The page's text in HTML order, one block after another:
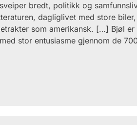
bredt, politikk og
dagliglivet med store
som amerikansk. […] Bjøl
stor entusiasme gjennom de